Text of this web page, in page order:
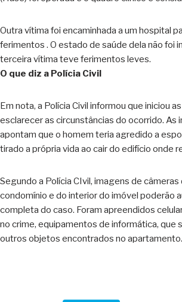
Outra vítima foi encaminhada a um hospital
ferimentos . O estado de saúde dela não foi
terceira vítima teve ferimentos leves.
O que diz a Polícia Civil
Em nota, a Polícia Civil informou que iniciou
esclarecer as circunstâncias do ocorrido. As
apontam que o homem teria agredido a
tirado a própria vida ao cair do edifício onde
Segundo a Polícia CIvil, imagens de
condomínio e do interior do imóvel poderão
completa do caso. Foram apreendidos
no crime, equipamentos de informática, que
outros objetos encontrados no apartamento.